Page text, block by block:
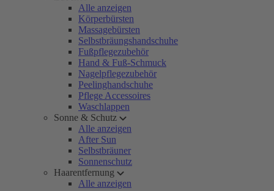
Alle anzeigen
Körperbürsten
Massagebürsten
Selbstbräungshandschuhe
Fußpflegezubehör
Hand & Fuß-Schmuck
Nagelpflegezubehör
Peelinghandschuhe
Pflege Accessoires
Waschlappen
Sonne & Schutz
Alle anzeigen
After Sun
Selbstbräuner
Sonnenschutz
Haarentfernung
Alle anzeigen